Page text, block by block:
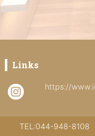
TEL:044-948-8108
Links
https://
https://